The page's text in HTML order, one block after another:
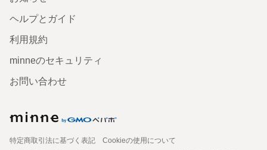
ヘルプとガイド
利用規約
minneのセキュリティ
お問い合わせ
特定商取引法に基づく表記
Cookieの使用について